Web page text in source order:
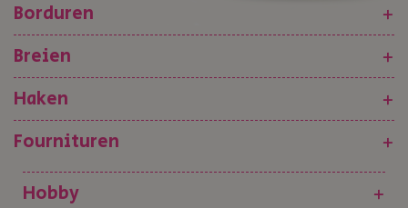
Borduren
+
Breien
+
Haken
+
Fournituren
+
Hobby
+